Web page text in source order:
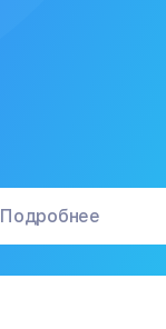
Подробнее